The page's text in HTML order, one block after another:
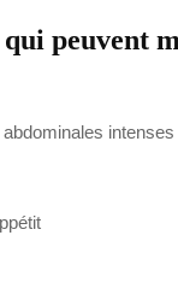
qui peuvent